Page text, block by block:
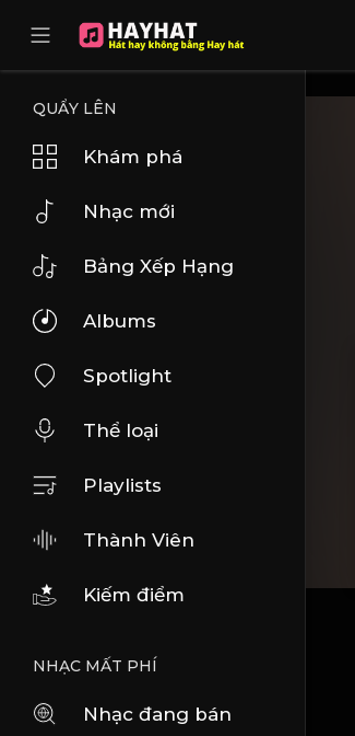
QUẨY LÊN
Khám phá
Nhạc mới
Bảng Xếp Hạng
Albums
Spotlight
Thể loại
Playlists
Thành Viên
Kiếm điểm
NHẠC MẤT PHÍ
Nhạc đang bán